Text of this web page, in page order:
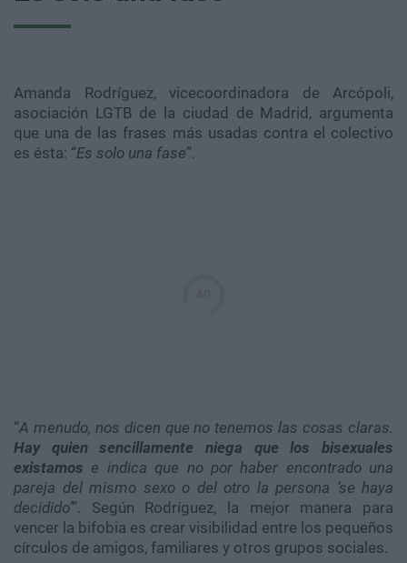
Amanda Rodríguez, vicecoordinadora de Arcópoli,
asociación LGTB de la ciudad de Madrid, argumenta
que una de las frases más usadas contra el colectivo
es ésta: “Es solo una fase”.
“A menudo, nos dicen que no tenemos las cosas claras.
Hay quien sencillamente niega que los bisexuales
existamos e indica que no por haber encontrado una
pareja del mismo sexo o del otro la persona ‘se haya
decidido’”. Según Rodríguez, la mejor manera para
vencer la bifobia es crear visibilidad entre los pequeños
círculos de amigos, familiares y otros grupos sociales.